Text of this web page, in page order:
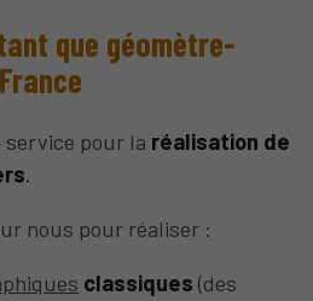
que géomètre-
pour la réalisation de
.
nous pour réaliser :
classiques (des